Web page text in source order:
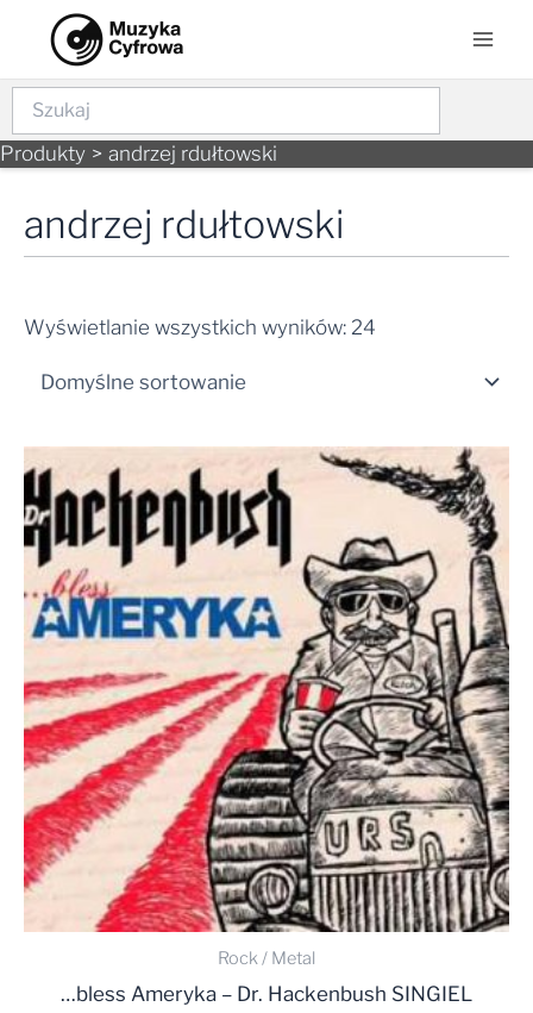
content
Szukaj
Produkty andrzej rdułtowski
andrzej rdułtowski
Wyświetlanie wszystkich wyników: 24
Rock / Metal
…bless Ameryka – Dr. Hackenbush SINGIEL